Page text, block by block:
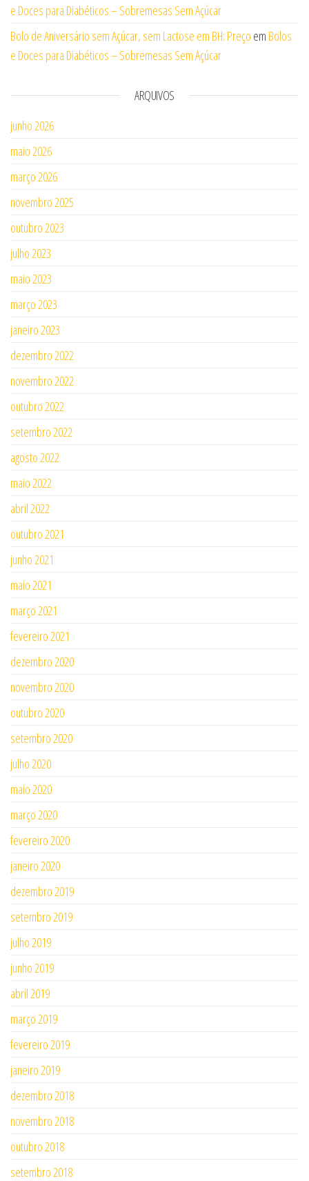
e Doces para Diabéticos – Sobremesas Sem Açúcar
Bolo de Aniversário sem Açúcar, sem Lactose em BH: Preço em Bolos
e Doces para Diabéticos – Sobremesas Sem Açúcar
ARQUIVOS
junho 2026
maio 2026
março 2026
novembro 2025
outubro 2023
julho 2023
maio 2023
março 2023
janeiro 2023
dezembro 2022
novembro 2022
outubro 2022
setembro 2022
agosto 2022
maio 2022
abril 2022
outubro 2021
junho 2021
maio 2021
março 2021
fevereiro 2021
dezembro 2020
novembro 2020
outubro 2020
setembro 2020
julho 2020
maio 2020
março 2020
fevereiro 2020
janeiro 2020
dezembro 2019
setembro 2019
julho 2019
junho 2019
abril 2019
março 2019
fevereiro 2019
janeiro 2019
dezembro 2018
novembro 2018
outubro 2018
setembro 2018